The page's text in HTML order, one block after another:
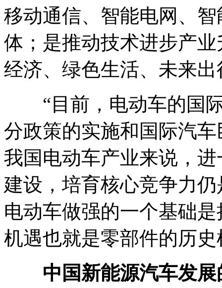
移动通信、智能电网、
体；是推动技术进步产
经济、绿色生活、未来
“目前，电动车的国际
分政策的实施和国际汽
我国电动车产业来说，
建设，培育核心竞争力
电动车做强的一个基础
机遇也就是零部件的历史
中国新能源汽车发